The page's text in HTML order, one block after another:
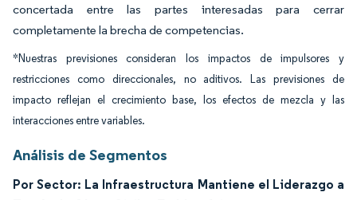
concertada entre las partes interesadas para cerrar
completamente la brecha de competencias.
*Nuestras previsiones consideran los impactos de impulsores y
restricciones como direccionales, no aditivos. Las previsiones de
impacto reflejan el crecimiento base, los efectos de mezcla y las
interacciones entre variables.
Análisis de Segmentos
Por Sector: La Infraestructura Mantiene el Liderazgo a